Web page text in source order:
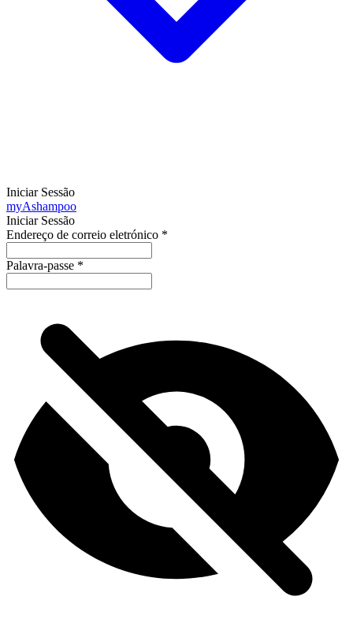
Iniciar Sessão
myAshampoo
Iniciar Sessão
Endereço de correio eletrónico *
Palavra-passe *